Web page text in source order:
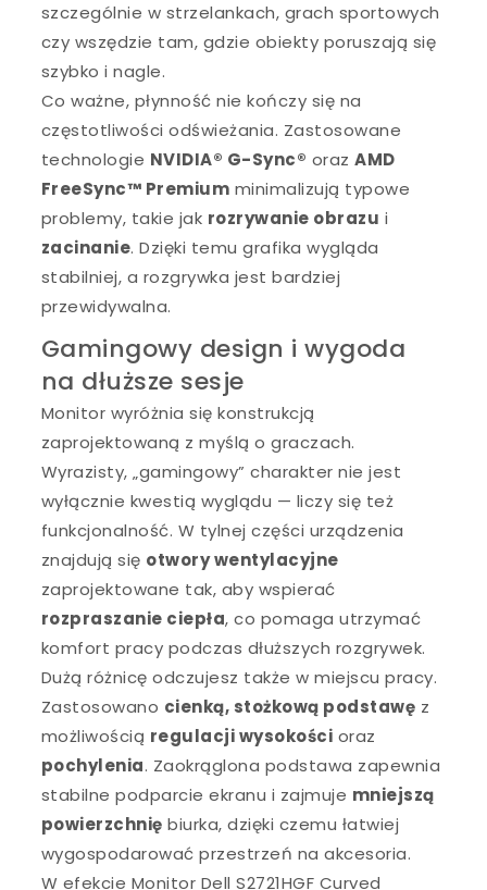
szczególnie w strzelankach, grach sportowych
czy wszędzie tam, gdzie obiekty poruszają się
szybko i nagle.
Co ważne, płynność nie kończy się na
częstotliwości odświeżania. Zastosowane
technologie NVIDIA® G-Sync® orazAMD
FreeSync™ Premium minimalizują typowe
problemy, takie jak rozrywanie obrazu i
zacinanie. Dzięki temu grafika wygląda
stabilniej, a rozgrywka jest bardziej
przewidywalna.
Gamingowy design i wygoda
na dłuższe sesje
Monitor wyróżnia się konstrukcją
zaprojektowaną z myślą o graczach.
Wyrazisty, „gamingowy” charakter nie jest
wyłącznie kwestią wyglądu — liczy się też
funkcjonalność. W tylnej części urządzenia
znajdują się otwory wentylacyjne
zaprojektowane tak, aby wspierać
rozpraszanie ciepła, co pomaga utrzymać
komfort pracy podczas dłuższych rozgrywek.
Dużą różnicę odczujesz także w miejscu pracy.
Zastosowano cienką, stożkową podstawę z
możliwością regulacji wysokości oraz
pochylenia. Zaokrąglona podstawa zapewnia
stabilne podparcie ekranu i zajmuje mniejszą
powierzchnię biurka, dzięki czemu łatwiej
wygospodarować przestrzeń na akcesoria.
W efekcie Monitor Dell S2721HGF Curved